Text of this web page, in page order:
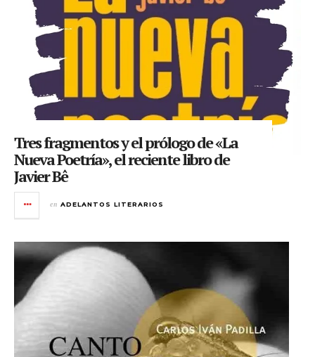
Tres fragmentos y el prólogo de «La
Nueva Poetría», el reciente libro de
Javier Bê
en ADELANTOS LITERARIOS